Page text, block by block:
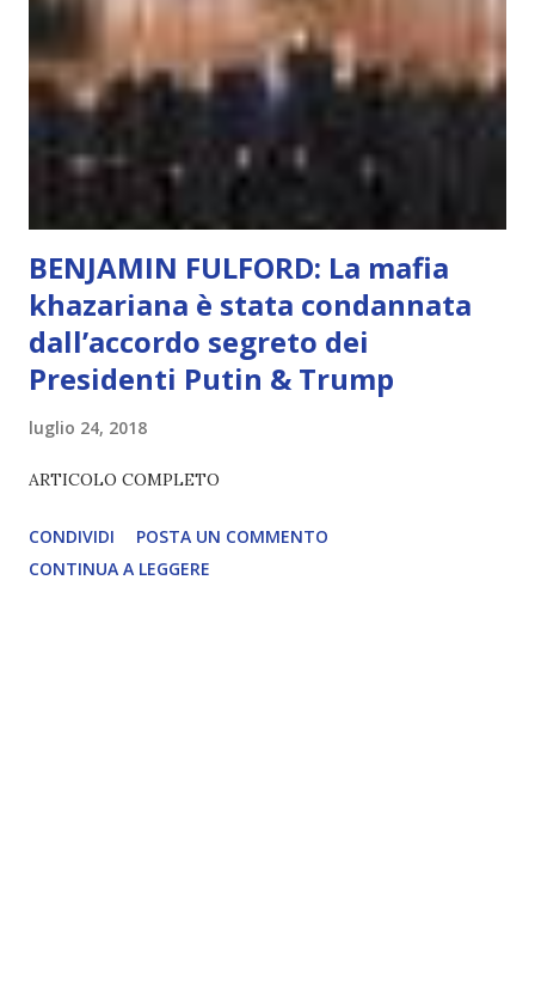
non può essere Coscienza. Può copiare, ma non può vivere
l’esperienza. Come diventerà ovvio Man mano che l’IA
diventerà sempre più avanzata (soprattutto tra il 2027 e il
2035), emergeranno situazioni che renderanno la differenza
lampante: L’IA sarà in gr...
BENJAMIN FULFORD: La mafia
khazariana è stata condannata
dall’accordo segreto dei
Presidenti Putin & Trump
luglio 24, 2018
ARTICOLO COMPLETO
CONDIVIDI
POSTA UN COMMENTO
CONTINUA A LEGGERE